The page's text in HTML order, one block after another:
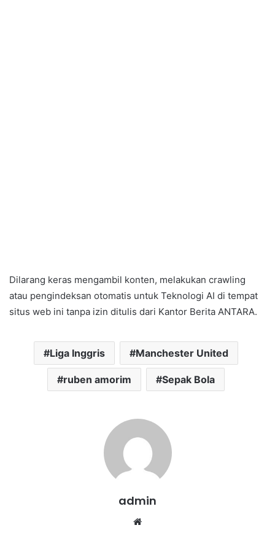
Dilarang keras mengambil konten, melakukan crawling
atau pengindeksan otomatis untuk Teknologi AI di tempat
situs web ini tanpa izin ditulis dari Kantor Berita ANTARA.
Liga Inggris Manchester United
ruben amorim Sepak Bola
admin